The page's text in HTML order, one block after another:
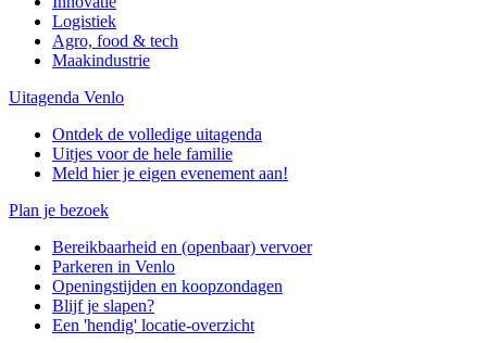
Logistiek
Agro, food & tech
Maakindustrie
Uitagenda Venlo
Ontdek de volledige uitagenda
Uitjes voor de hele familie
Meld hier je eigen evenement aan!
Plan je bezoek
Bereikbaarheid en (openbaar) vervoer
Parkeren in Venlo
Openingstijden en koopzondagen
Blijf je slapen?
Een 'hendig' locatie-overzicht